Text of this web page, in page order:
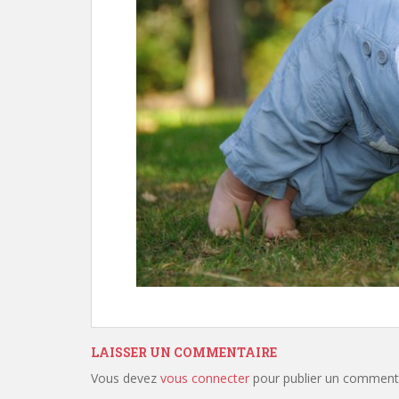
LAISSER UN COMMENTAIRE
Vous devez vous connecter pour publier un